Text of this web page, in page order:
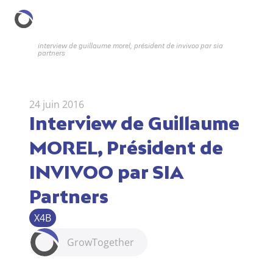
interview de guillaume morel, président de invivoo par sia
partners
24 juin 2016
Interview de Guillaume
MOREL, Président de
INVIVOO par SIA
Partners
X4B
GrowTogether